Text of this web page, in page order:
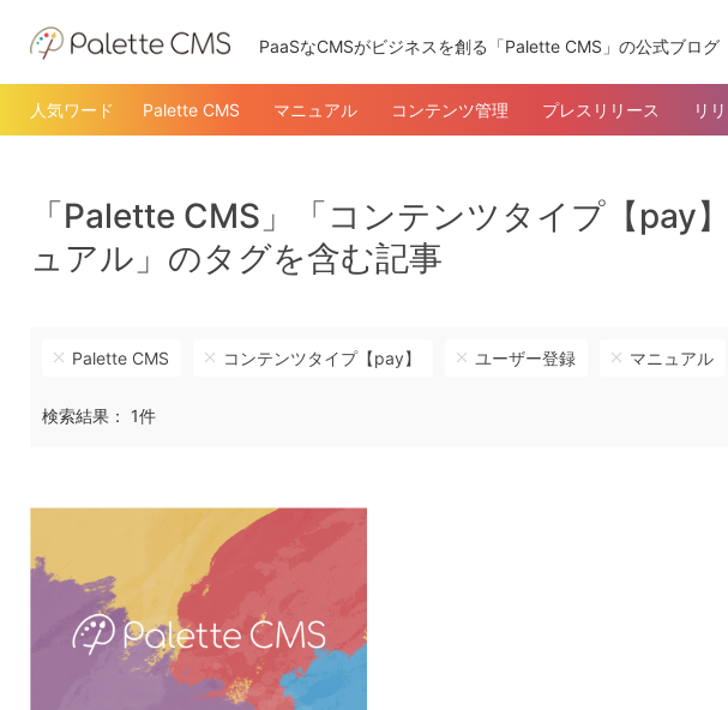
PaaSなCMSがビジネスを創る「Palette CMS」の公式ブログ
人気ワード Palette CMS マニュアル コンテンツ管理 プレスリリース リ
「Palette CMS」「コンテンツタイプ【pay
ュアル」のタグを含む記事
Palette CMS コンテンツタイプ【pay】 ユーザー登録 マニュアル
検索結果： 1件